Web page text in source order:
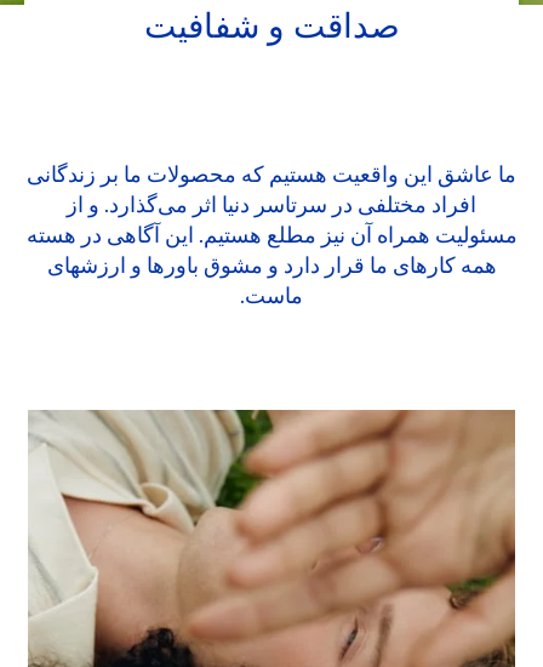
صداقت و شفافیت
ما عاشق این واقعیت هستیم که محصولات ما بر زندگانی
افراد مختلفی در سرتاسر دنیا اثر می‌گذارد. و از
مسئولیت همراه آن نیز مطلع هستیم. این آگاهی در هسته
همه کارهای ما قرار دارد و مشوق باورها و ارزشهای
ماست.